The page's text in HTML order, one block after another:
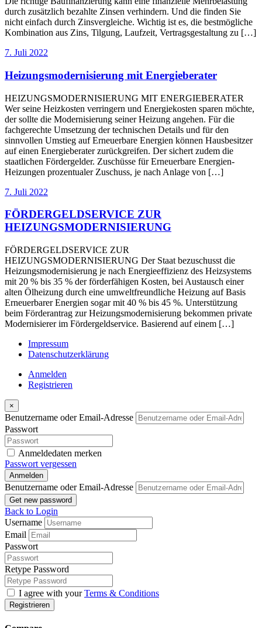
durch zusätzlich bezahlte Zinsen verhindern. Und die finden Sie
nicht einfach durch Zinsvergleiche. Wichtig ist es, die bestmögliche
Kombination aus Zins, Tilgung, Laufzeit, Vertragsgestaltung zu […]
7. Juli 2022
Heizungsmodernisierung mit Energieberater
HEIZUNGSMODERNISIERUNG MIT ENERGIEBERATER
Wer seine Heizkosten verringern und Energiekosten sparen möchte,
der sollte die Modernisierung seiner Heizung angehen. Für die
fachgerechte Umsetzung der technischen Details und für den
sinnvollen Umstieg auf Erneuerbare Energien können Hausbesitzer
auf einen Energieberater zurückgreifen. Der sichert zudem die
staatlichen Fördergelder. Zuschüsse für Erneuerbare Energien-
Heizungen prozentualer Zuschuss, je nach Anlage von […]
7. Juli 2022
FÖRDERGELDSERVICE ZUR
HEIZUNGSMODERNISIERUNG
FÖRDERGELDSERVICE ZUR
HEIZUNGSMODERNISIERUNG Der Staat bezuschusst die
Heizungsmodernisierung je nach Energieeffizienz des Heizsystems
mit 20 % bis 35 % der förderfähigen Kosten, bei Austausch einer
alten Ölheizung durch eine umweltfreundliche Heizung auf Basis
Erneuerbarer Energien sogar mit 40 % bis 45 %. Unterstützung
beim Förderantrag zur Heizungsmodernisierung bekommen private
Modernisierer im Fördergeldservice. Basierend auf einem […]
Impressum
Datenschutzerklärung
Anmelden
Registrieren
×
Benutzername oder Email-Adresse
Passwort
Anmeldedaten merken
Passwort vergessen
Anmelden
Benutzername oder Email-Adresse
Get new password
Back to Login
Username
Email
Passwort
Retype Password
I agree with yourTerms & Conditions
Registrieren